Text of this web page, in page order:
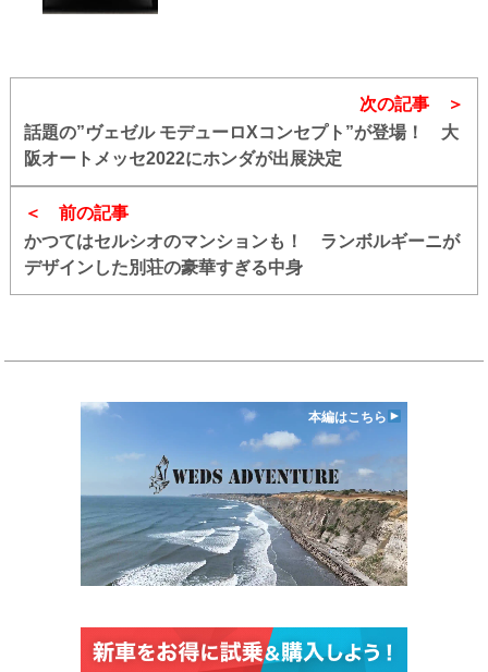
前の記事
かつてはセルシオのマンションも！ ランボルギーニが
デザインした別荘の豪華すぎる中身
次の記事
話題の”ヴェゼル モデューロXコンセプト”が登場！ 大
阪オートメッセ2022にホンダが出展決定
本編はこちら